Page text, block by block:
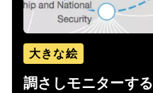
大きな絵
調さしモニターする